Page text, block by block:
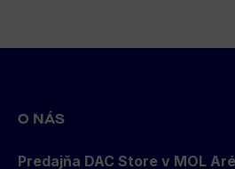
O NÁS
Predajňa DAC Store v MOL